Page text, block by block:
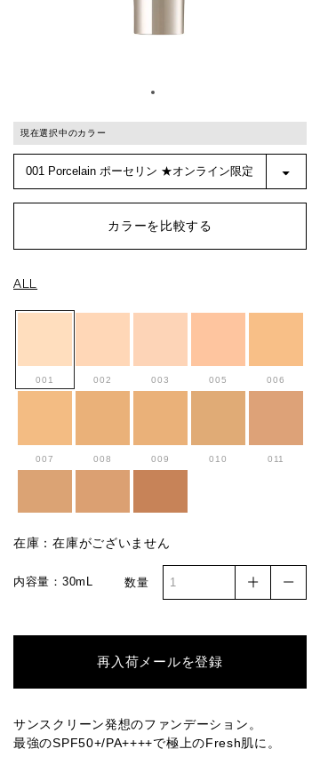
現在選択中のカラー
カラーを比較する
ALL
001 002 003 005 006
007 008 009 010 011
012 013 015
在庫：在庫がございません
内容量：30mL 数量
再入荷メールを登録
サンスクリーン発想のファンデーション。
最強のSPF50+/PA++++で極上のFresh肌に。